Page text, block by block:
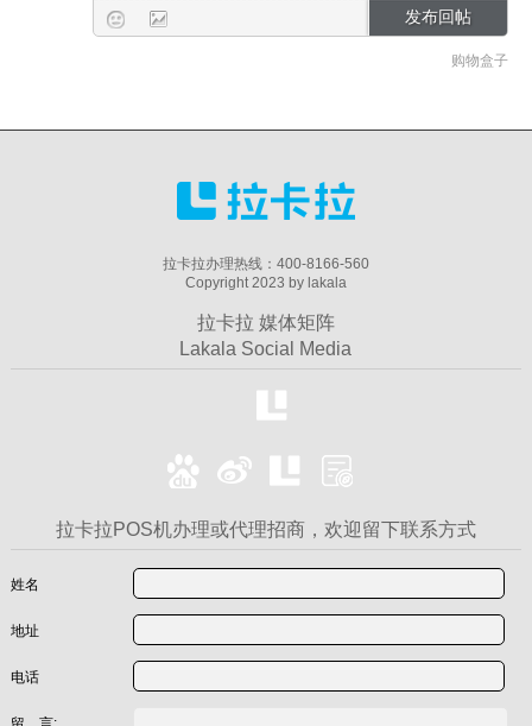
购物盒子
拉卡拉办理热线：400-8166-560
Copyright 2023 by lakala
拉卡拉 媒体矩阵
Lakala Social Media
拉卡拉POS机办理或代理招商，欢迎留下联系方式
姓名
地址
电话